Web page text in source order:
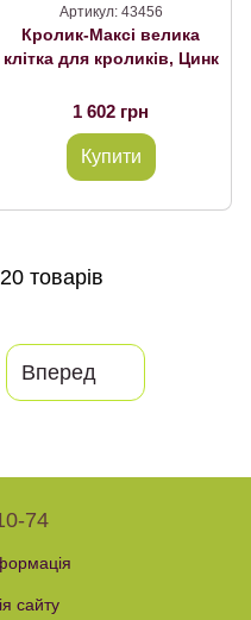
Артикул: 43456
Кролик-Максі велика
клітка для кроликів, Цинк
1 602 грн
Купити
товарів
Вперед
74
сайту